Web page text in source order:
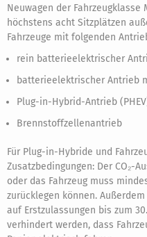
Neuwagen der
höchstens acht Sitzplätzen
Fahrzeuge mit folgenden
rein batterieelektrischer
batterieelektrischer Antrieb
Plug-in-Hybrid-Antrieb
Brennstoffzellenantrieb
Für Plug-in-Hybride und
Zusatzbedingungen: Der CO₂-
oder das Fahrzeug muss
zurücklegen können.
auf Erstzulassungen bis zum
verhindert werden, dass